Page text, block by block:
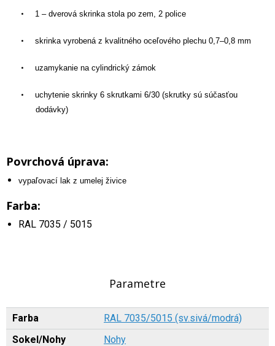
• 1 – dverová skrinka stola po zem, 2 police
• skrinka vyrobená z kvalitného oceľového plechu 0,7–0,8 mm
• uzamykanie na cylindrický zámok
•
uchytenie skrinky 6 skrutkami 6/30 (skrutky sú súčasťou
dodávky)
Povrchová úprava:
vypaľovací lak z umelej živice
Farba:
RAL 7035 / 5015
Parametre
Farba
RAL 7035/5015 (sv.sivá/modrá)
Sokel/Nohy
Nohy